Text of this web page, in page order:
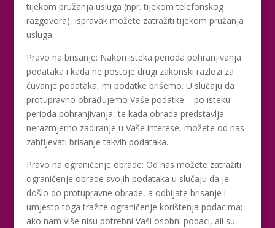
tijekom pružanja usluga (npr. tijekom telefonskog
razgovora), ispravak možete zatražiti tijekom pružanja
usluga.
Pravo na brisanje: Nakon isteka perioda pohranjivanja
podataka i kada ne postoje drugi zakonski razlozi za
čuvanje podataka, mi podatke brišemo. U slučaju da
protupravno obrađujemo Vaše podatke – po isteku
perioda pohranjivanja, te kada obrada predstavlja
nerazmjerno zadiranje u Vaše interese, možete od nas
zahtijevati brisanje takvih podataka.
Pravo na ograničenje obrade: Od nas možete zatražiti
ograničenje obrade svojih podataka u slučaju da je
došlo do protupravne obrade, a odbijate brisanje i
umjesto toga tražite ograničenje korištenja podacima;
ako nam više nisu potrebni Vaši osobni podaci, ali su